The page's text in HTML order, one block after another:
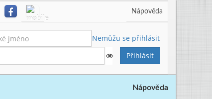
Nápověda
Nemůžu se přihlásit
Nápověda